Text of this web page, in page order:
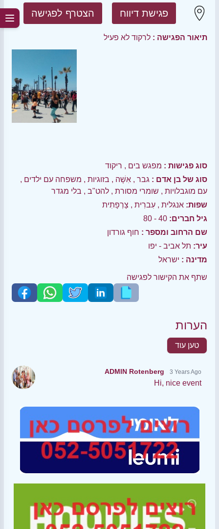
הצטרף לפגישה פגישת דיווח
תיאור הפגישה : לרקוד לא פעיל
סוג פגישות : מפגש בים , ריקוד
סוג של בן אדם : גבר , אִשָׁה , בזוגיות , משפחה עם ילדים ,
עם מוגבלויות , שומרי מסורת , להט"ב , בלי מגדר
שפות: אנגלית , עִברִית , צָרְפָתִית
גיל חברים: 40 - 80
שם הרחוב ומספר : חוף גורדון
עיר: תל אביב - יפו
מדינה : ישראל
שתף את הקישור לפגישה
הערות
טען עוד
ADMIN Rotenberg 3 Years Ago
Hi, nice event